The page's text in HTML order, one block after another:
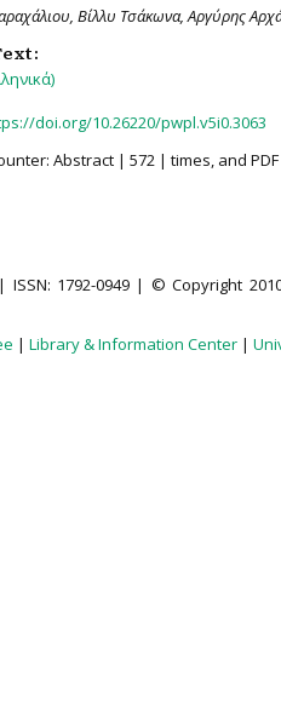
Βίλλυ Τσάκωνα, Αργύρης
doi.org/10.26220/pwpl.v5i0.3063
Abstract | 572 | times, and
| ISSN: 1792-0949 | © Copyright
| Library & Information Center |